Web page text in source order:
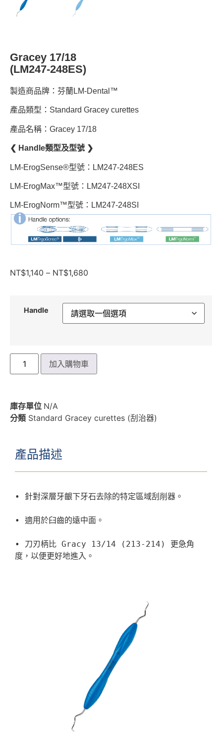
Gracey 17/18
(LM247-248ES)
製造商品牌：芬蘭LM-Dental™
產品類型：Standard Gracey curettes
產品名稱：Gracey 17/18
❮ Handle類型及型號 ❯
LM-ErogSense®型號：LM247-248ES
LM-ErogMax™型號：LM247-248XSI
LM-ErogNorm™型號：LM247-248SI
NT$1,140 – NT$1,680
Handle
加入購物車
庫存單位 N/A
分類 Standard Gracey curettes (刮治器)
產品描述
• 針對深層牙齦下牙石去除的特定區域刮削器。
• 適用於臼齒的遠中面。
• 刀刃柄比 Gracy 13/14 (213-214) 更急角
度，以便更好地進入。